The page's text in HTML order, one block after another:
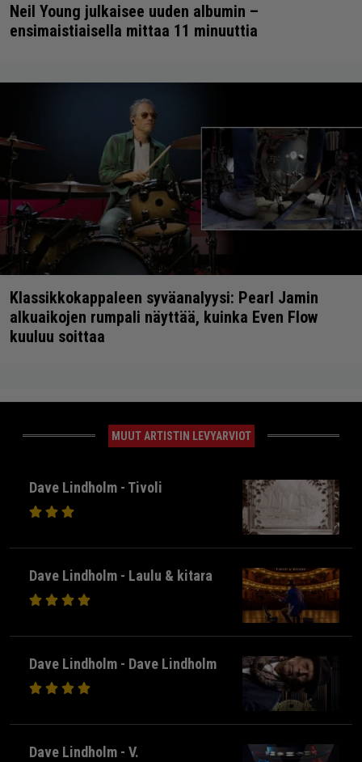
Neil Young julkaisee uuden albumin –
ensimaistiaisella mittaa 11 minuuttia
Klassikkokappaleen syväanalyysi: Pearl Jamin
alkuaikojen rumpali näyttää, kuinka Even Flow
kuuluu soittaa
MUUT ARTISTIN LEVYARVIOT
Dave Lindholm - Tivoli
Dave Lindholm - Laulu & kitara
Dave Lindholm - Dave Lindholm
Dave Lindholm - V.